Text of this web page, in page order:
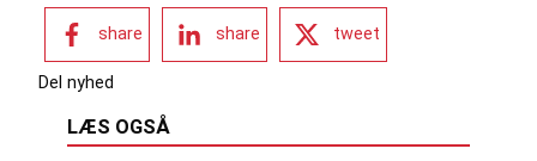
share share tweet
Del nyhed
LÆS OGSÅ